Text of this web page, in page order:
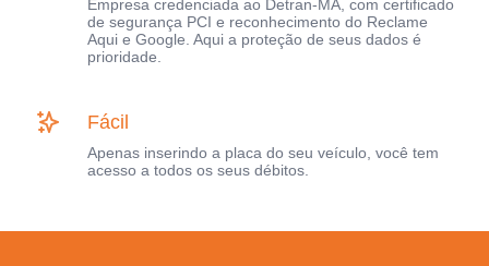
Empresa credenciada ao Detran-MA, com certificado
de segurança PCI e reconhecimento do Reclame
Aqui e Google. Aqui a proteção de seus dados é
prioridade.
Fácil
Apenas inserindo a placa do seu veículo, você tem
acesso a todos os seus débitos.